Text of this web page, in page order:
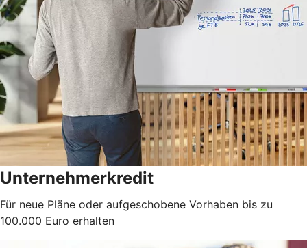
Unternehmerkredit
Für neue Pläne oder aufgeschobene Vorhaben bis zu
100.000 Euro erhalten